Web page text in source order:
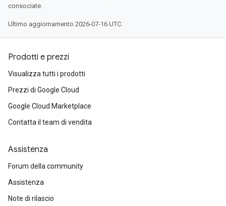
consociate.
Ultimo aggiornamento 2026-07-16 UTC.
Prodotti e prezzi
Visualizza tutti i prodotti
Prezzi di Google Cloud
Google Cloud Marketplace
Contatta il team di vendita
Assistenza
Forum della community
Assistenza
Note di rilascio